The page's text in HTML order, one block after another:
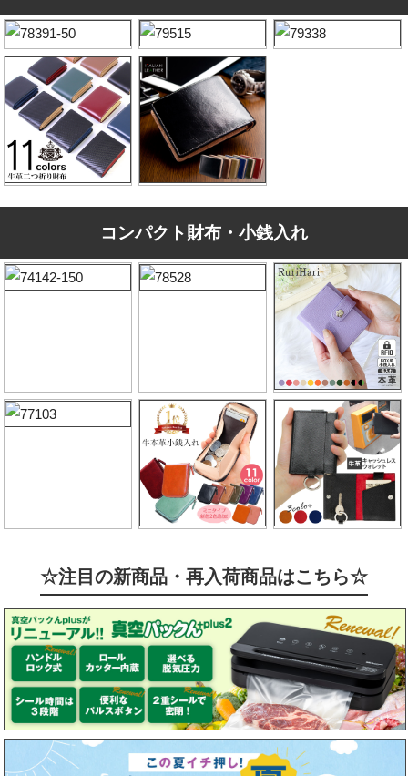
コンパクト財布・小銭入れ
☆注目の新商品・再入荷商品はこちら☆